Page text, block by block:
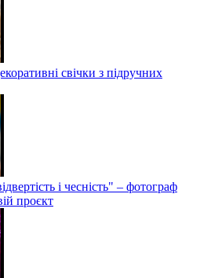
свічки з підручних
і чесність" – фотограф
проєкт